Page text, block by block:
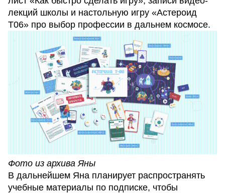
лекций школы и настольную игру «Астероид
Т06» про выбор профессии в дальнем космосе.
Фото из архива Яны
В дальнейшем Яна планирует распространять
учебные материалы по подписке, чтобы